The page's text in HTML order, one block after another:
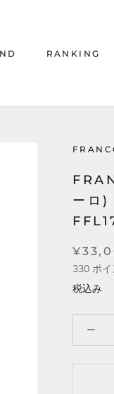
RANKING
ーロ)
330 ポイ
税込み